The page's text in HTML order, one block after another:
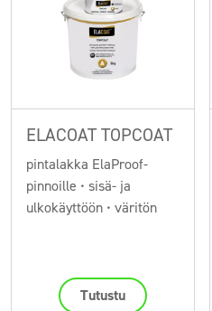
ELACOAT TOPCOAT
pintalakka ElaProof-
pinnoille • sisä- ja
ulkokäyttöön • väritön
Tutustu